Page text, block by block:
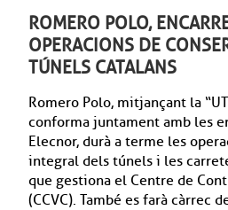
ROMERO POLO,
OPERACIONS DE
TÚNELS CATALANS
Romero Polo, mitjançant la
conforma juntament amb les
Elecnor, durà a terme les
integral dels túnels i les
que gestiona el Centre de
(CCVC). També es farà càrrec